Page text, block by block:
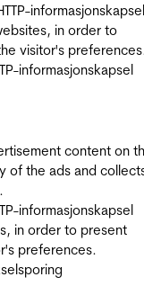
informasjonskapsel
in order to
visitor's
informasjonskapsel
content on
of the ads and
informasjonskapsel
in order to present
preferences.